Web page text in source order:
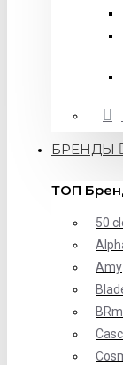
БРЕНДЫ
ТОП
50
Amy